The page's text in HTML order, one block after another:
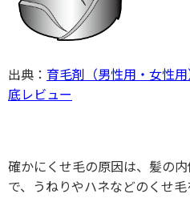
出典： 育毛剤（男性用・女性
底レビュー
確かにくせ毛の原因は、髪の
で、うねりやハネなどのくせ毛